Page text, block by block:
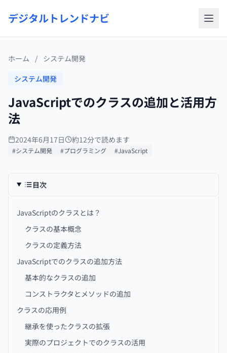
デジタルトレンドナビ
ホーム / システム開発
システム開発
JavaScriptでのクラスの追加と活用方
法
2024年6月17日 約12分で読めます
#システム開発 #プログラミング #JavaScript
目次
JavaScriptのクラスとは？
クラスの基本概念
クラスの定義方法
JavaScriptでのクラスの追加方法
基本的なクラスの追加
コンストラクタとメソッドの追加
クラスの応用例
継承を使ったクラスの拡張
実際のプロジェクトでのクラスの活用